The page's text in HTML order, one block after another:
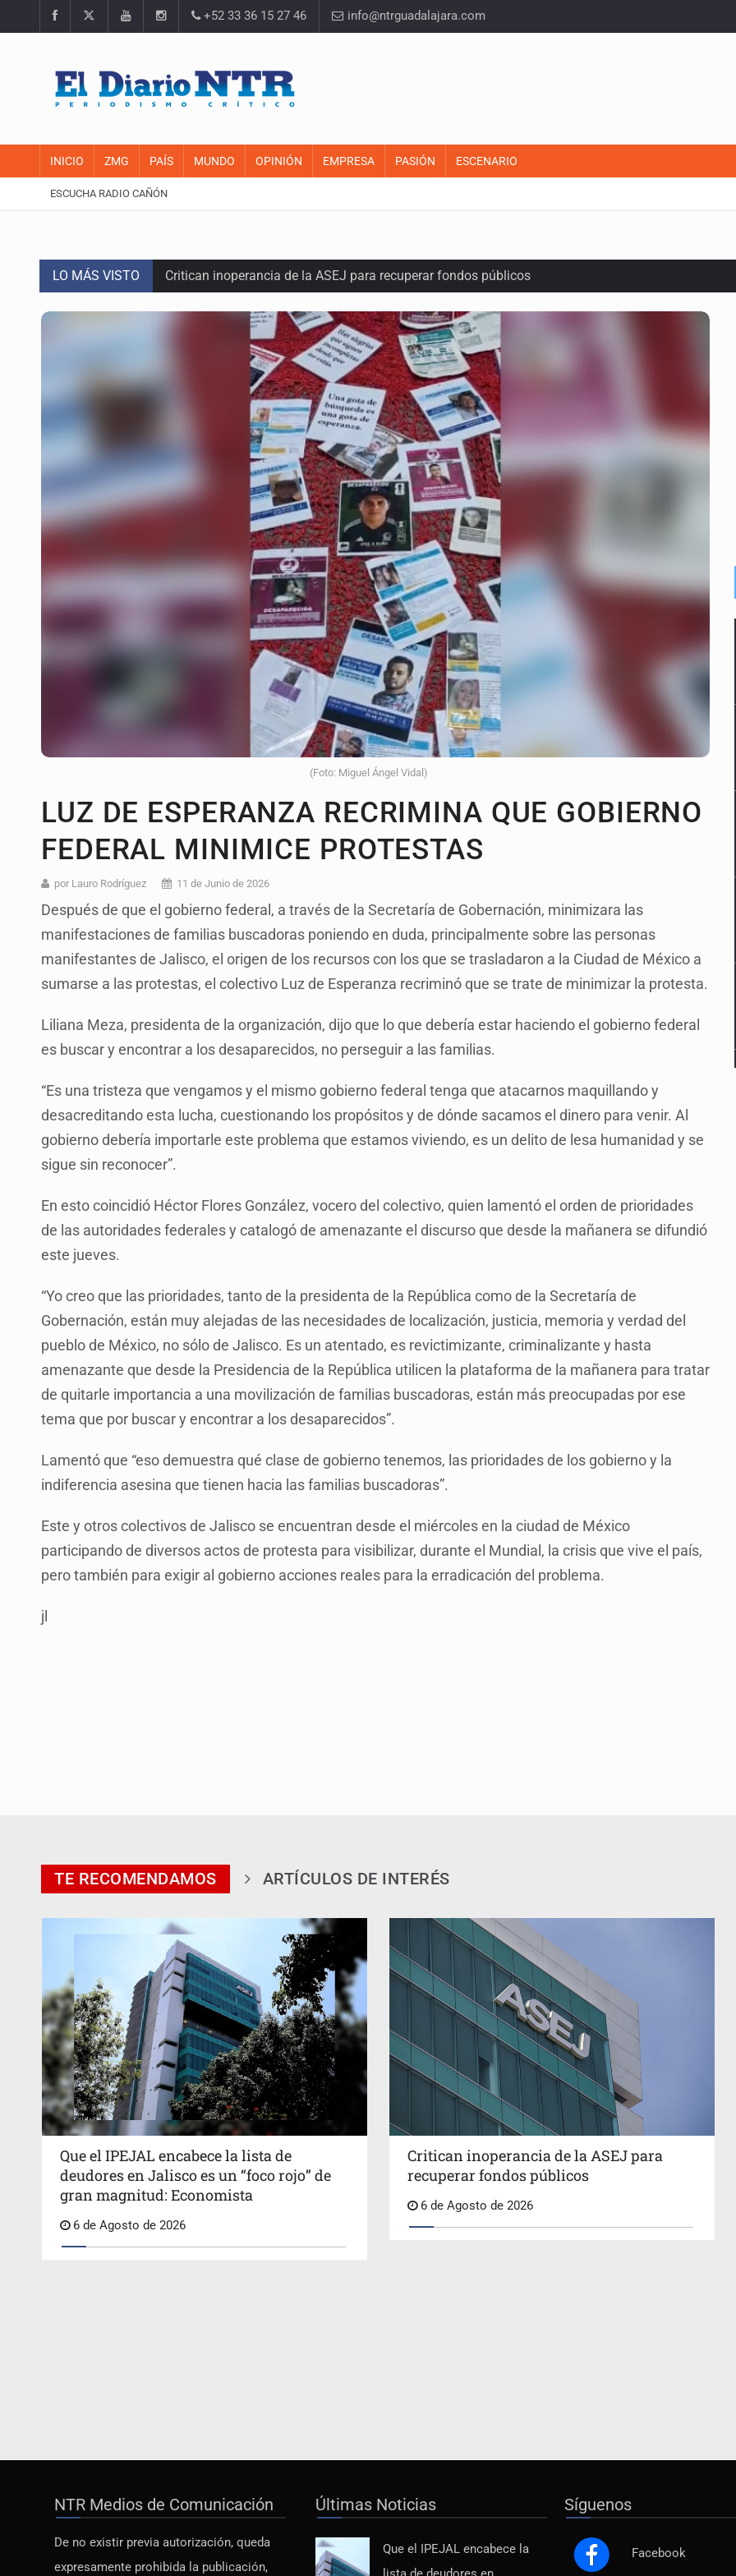
+52 33 36 15 27 46 info@ntrguadalajara.com
INICIO ZMG PAÍS MUNDO OPINIÓN EMPRESA PASIÓN ESCENARIO
ESCUCHA RADIO CAÑÓN
LO MÁS VISTO Critican inoperancia de la ASEJ para recuperar fondos públicos
Catean centro de operaciones de fraude inmobiliario en Zapopan
Ex policía es detenido por agresión y amenzas contra su pareja
Vecinos de Mirador de San Isidro denuncian tala; IJALVI lo niega
Reporta 627 acciones tras inundación en Balcones de Oblatos
Fiscalía continúa búsqueda de Ricardo Cabezas Talavera
Proponen consulta popular por desarrollo de vivienda en Mirador de San Isidro
Buscan a otros tres por feminicidio de Valeria Márquez
Fiscalías, SIAPA y transporte, entre los asuntos pendientes del Congreso
Que el IPEJAL encabece la lista de deudores en Jalisco es un “foco rojo” de gran magnitud:
(Foto: Miguel Ángel Vidal)
LUZ DE ESPERANZA RECRIMINA QUE GOBIERNO
FEDERAL MINIMICE PROTESTAS
por Lauro Rodríguez 11 de Junio de 2026
Después de que el gobierno federal, a través de la Secretaría de Gobernación, minimizara las
manifestaciones de familias buscadoras poniendo en duda, principalmente sobre las personas
manifestantes de Jalisco, el origen de los recursos con los que se trasladaron a la Ciudad de México a
sumarse a las protestas, el colectivo Luz de Esperanza recriminó que se trate de minimizar la protesta.
Liliana Meza, presidenta de la organización, dijo que lo que debería estar haciendo el gobierno federal
es buscar y encontrar a los desaparecidos, no perseguir a las familias.
“Es una tristeza que vengamos y el mismo gobierno federal tenga que atacarnos maquillando y
desacreditando esta lucha, cuestionando los propósitos y de dónde sacamos el dinero para venir. Al
gobierno debería importarle este problema que estamos viviendo, es un delito de lesa humanidad y se
sigue sin reconocer”.
En esto coincidió Héctor Flores González, vocero del colectivo, quien lamentó el orden de prioridades
de las autoridades federales y catalogó de amenazante el discurso que desde la mañanera se difundió
este jueves.
“Yo creo que las prioridades, tanto de la presidenta de la República como de la Secretaría de
Gobernación, están muy alejadas de las necesidades de localización, justicia, memoria y verdad del
pueblo de México, no sólo de Jalisco. Es un atentado, es revictimizante, criminalizante y hasta
amenazante que desde la Presidencia de la República utilicen la plataforma de la mañanera para tratar
de quitarle importancia a una movilización de familias buscadoras, están más preocupadas por ese
tema que por buscar y encontrar a los desaparecidos”.
Lamentó que “eso demuestra qué clase de gobierno tenemos, las prioridades de los gobierno y la
indiferencia asesina que tienen hacia las familias buscadoras”.
Este y otros colectivos de Jalisco se encuentran desde el miércoles en la ciudad de México
participando de diversos actos de protesta para visibilizar, durante el Mundial, la crisis que vive el país,
pero también para exigir al gobierno acciones reales para la erradicación del problema.
jl
TE RECOMENDAMOS ARTÍCULOS DE INTERÉS
Que el IPEJAL encabece la lista de
deudores en Jalisco es un “foco rojo” de
gran magnitud: Economista
6 de Agosto de 2026
Critican inoperancia de la ASEJ para
recuperar fondos públicos
6 de Agosto de 2026
NTR Medios de Comunicación
De no existir previa autorización, queda
expresamente prohibida la publicación,
Últimas Noticias
Que el IPEJAL encabece la
Síguenos
Facebook